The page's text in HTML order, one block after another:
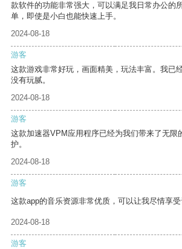
款软件的功能非常强大，可以满足我日常办公的
单，即使是小白也能快速上手。
2024-08-18
游客
这款游戏非常好玩，画面精美，玩法丰富。我已
没有玩腻。
2024-08-18
游客
这款加速器VPM应用程序已经为我们带来了无限
护。
2024-08-18
游客
这款app的音乐资源非常优质，可以让我尽情享受
2024-08-18
游客